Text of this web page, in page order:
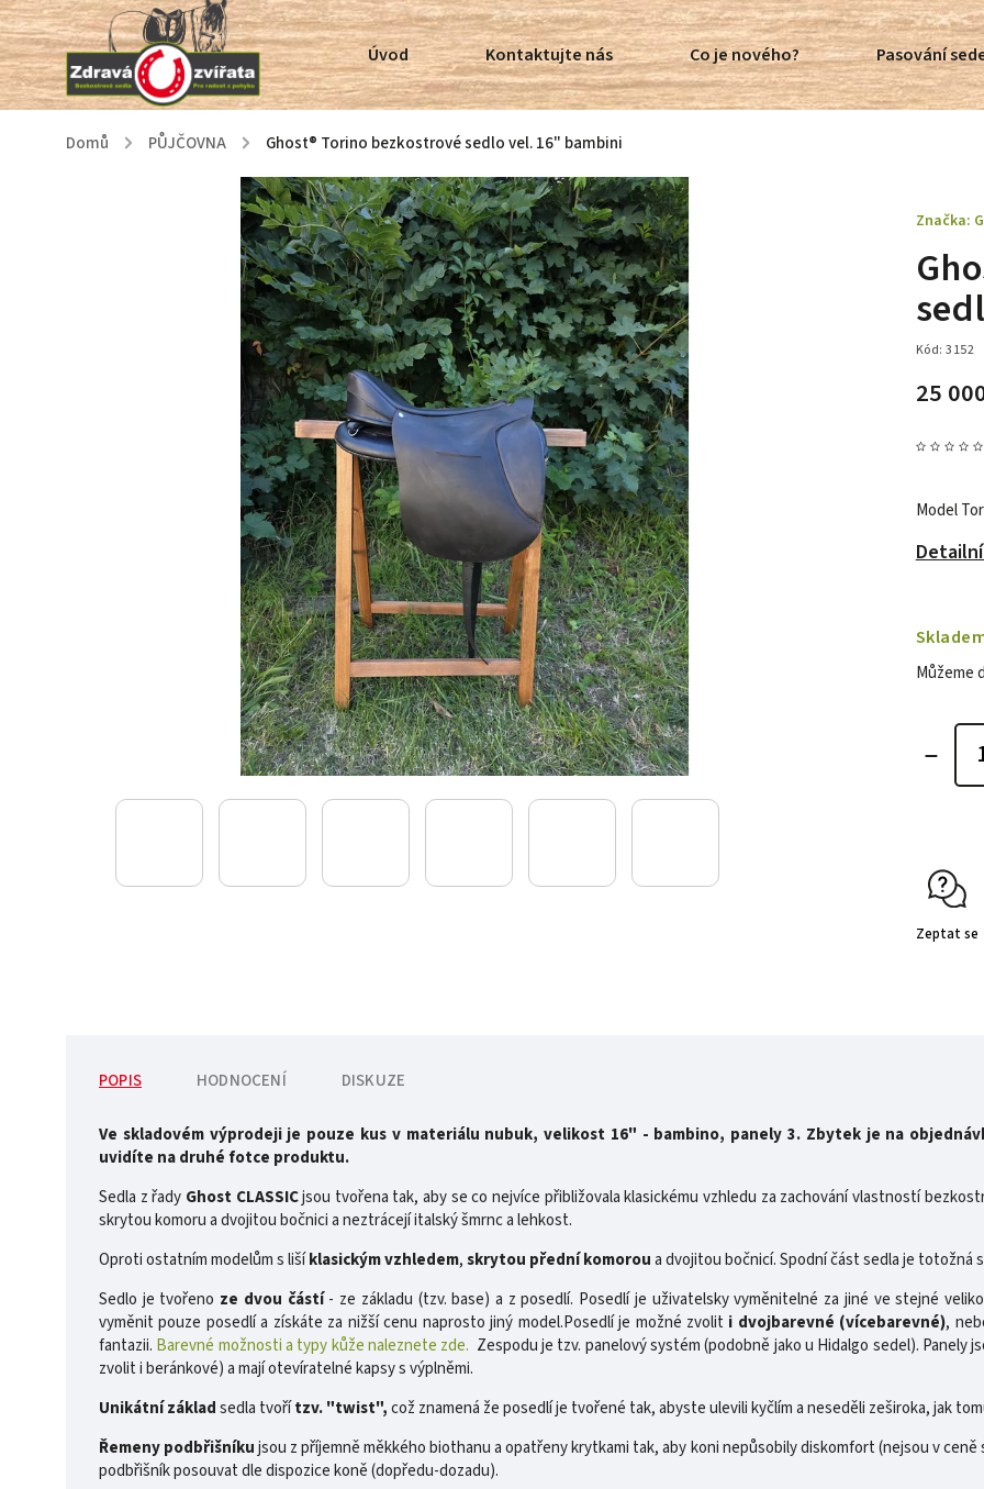
Úvod Kontaktujte nás Co je nového? Pasování
Domů / PŮJČOVNA / Ghost® Torino bezkostrové sedlo vel. 16" bambini
Kód: 3152
25
Model
Značka:
Můžeme
Zeptat se
POPIS HODNOCENÍ DISKUZE
Ve skladovém výprodeji je pouze kus v materiálu nubuk, velikost 16" - bambino, panely 3. Zbytek je na
uvidíte na druhé fotce produktu.
Sedla z řady Ghost CLASSICjsou tvořena tak, aby se co nejvíce přibližovala klasickému vzhledu za zachování vlastností
skrytou komoru a dvojitou bočnici a neztrácejí italský šmrnc a lehkost.
Oproti ostatním modelům s lišíklasickým vzhledem,skrytou přední komoroua dvojitou bočnicí. Spodní část sedla je totožná
Sedlo je tvořeno ze dvou částí- ze základu (tzv. base) a z posedlí. Posedlí je uživatelsky vyměnitelné za jiné ve stejné
vyměnit pouze posedlí a získáte za nižší cenu naprosto jiný model.Posedlí je možné zvolit i dvojbarevné (vícebarevné),
fantazii. Barevné možnosti a typy kůže naleznete zde. Zespodu je tzv. panelový systém (podobně jako u Hidalgo sedel). Panely
zvolit i beránkové) a mají otevíratelné kapsy s výplněmi.
Unikátní základsedla tvořítzv. "twist",což znamená že posedlí je tvořené tak, abyste ulevili kyčlím a neseděli zeširoka, jak
Řemeny podbřišníkujsou z příjemně měkkého biothanu a opatřeny krytkami tak, aby koni nepůsobily diskomfort (nejsou v ceně
podbřišník posouvat dle dispozice koně (dopředu-dozadu).